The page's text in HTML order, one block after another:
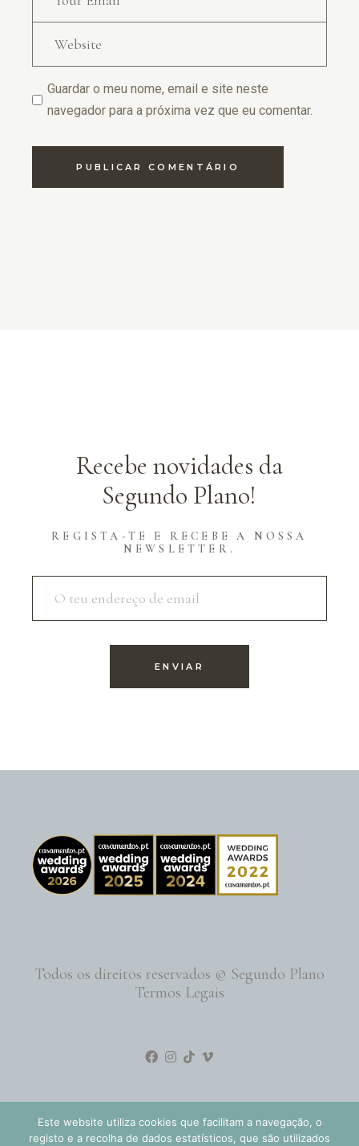
Guardar o meu nome, email e site neste
navegador para a próxima vez que eu comentar.
PUBLICAR COMENTÁRIO
Recebe novidades da
Segundo Plano!
REGISTA-TE E RECEBE A NOSSA
NEWSLETTER.
Todos os direitos reservados © Segundo Plano
Termos Legais
Este website utiliza cookies que facilitam a navegação, o
registo e a recolha de dados estatísticos, que são utilizados